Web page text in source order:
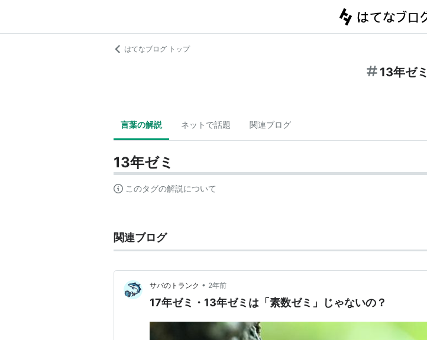
はてなブログ トップ
13年ゼミ
言葉の解説 ネットで話題 関連ブログ
13年ゼミ
このタグの解説について
関連ブログ
サバのトランク • 2年前
17年ゼミ・13年ゼミは「素数ゼミ」じゃないの？